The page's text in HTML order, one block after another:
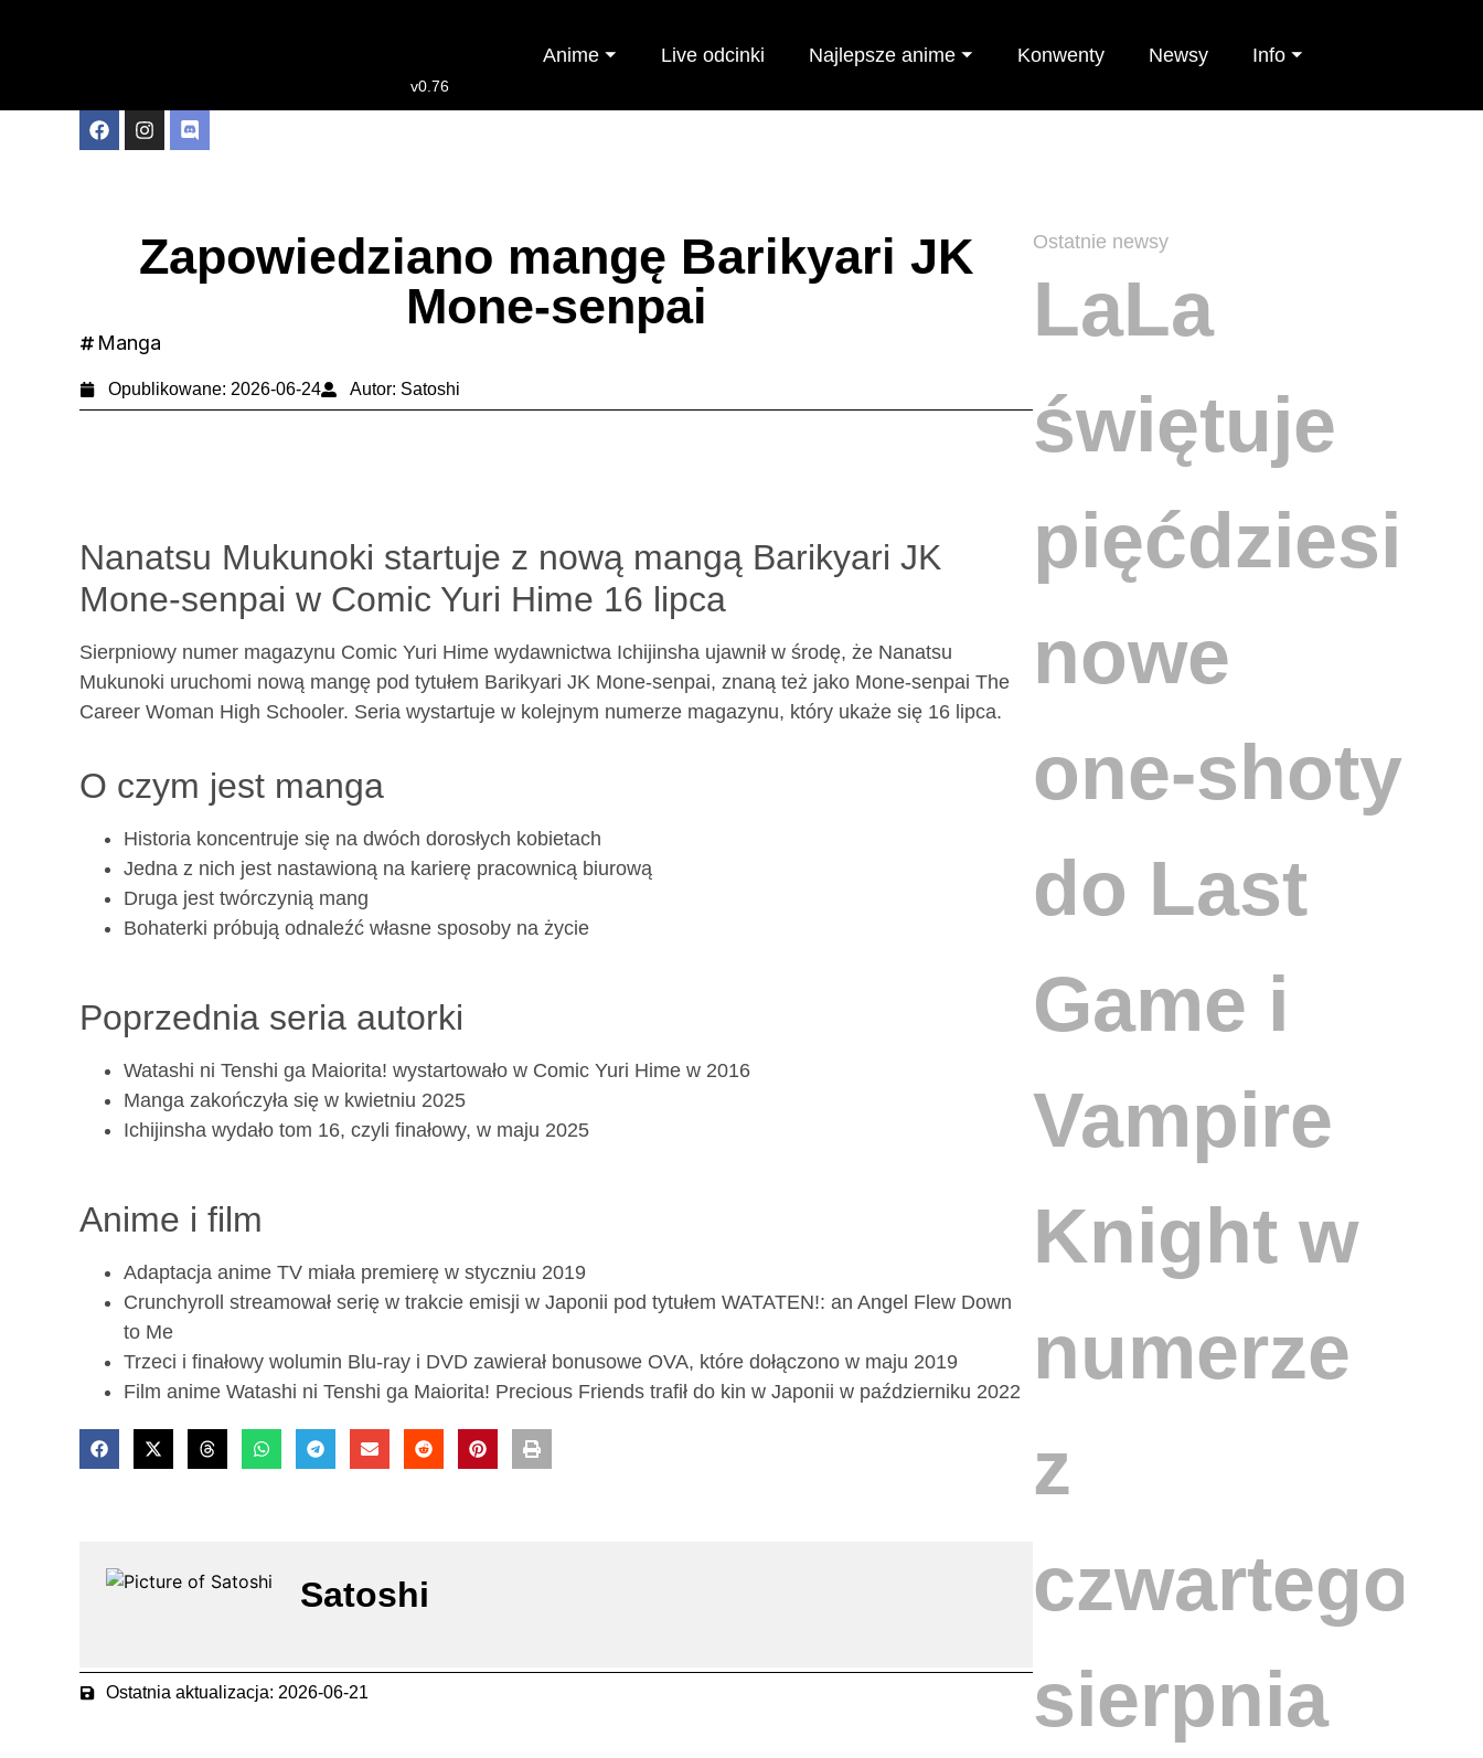
v0.76
Anime ⏷ Live odcinki Najlepsze anime ⏷ Konwenty Newsy Info ⏷
Zapowiedziano mangę Barikyari JK
Mone-senpai
Manga
Opublikowane: 2026-06-24 Autor: Satoshi
Nanatsu Mukunoki startuje z nową mangą Barikyari JK
Mone-senpai w Comic Yuri Hime 16 lipca
Sierpniowy numer magazynu Comic Yuri Hime wydawnictwa Ichijinsha ujawnił w środę, że Nanatsu
Mukunoki uruchomi nową mangę pod tytułem Barikyari JK Mone-senpai, znaną też jako Mone-senpai The
Career Woman High Schooler. Seria wystartuje w kolejnym numerze magazynu, który ukaże się 16 lipca.
O czym jest manga
Historia koncentruje się na dwóch dorosłych kobietach
Jedna z nich jest nastawioną na karierę pracownicą biurową
Druga jest twórczynią mang
Bohaterki próbują odnaleźć własne sposoby na życie
Poprzednia seria autorki
Watashi ni Tenshi ga Maiorita! wystartowało w Comic Yuri Hime w 2016
Manga zakończyła się w kwietniu 2025
Ichijinsha wydało tom 16, czyli finałowy, w maju 2025
Anime i film
Adaptacja anime TV miała premierę w styczniu 2019
Crunchyroll streamował serię w trakcie emisji w Japonii pod tytułem WATATEN!: an Angel Flew Down
to Me
Trzeci i finałowy wolumin Blu-ray i DVD zawierał bonusowe OVA, które dołączono w maju 2019
Film anime Watashi ni Tenshi ga Maiorita! Precious Friends trafił do kin w Japonii w październiku 2022
Satoshi
Ostatnia aktualizacja: 2026-06-21
Ostatnie newsy
LaLa
świętuje
nowe
one-shoty
do Last
Game i
Vampire
Knight w
numerze
z
czwartego
sierpnia